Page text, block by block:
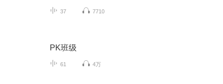
37 7710
PK班级
61 4万